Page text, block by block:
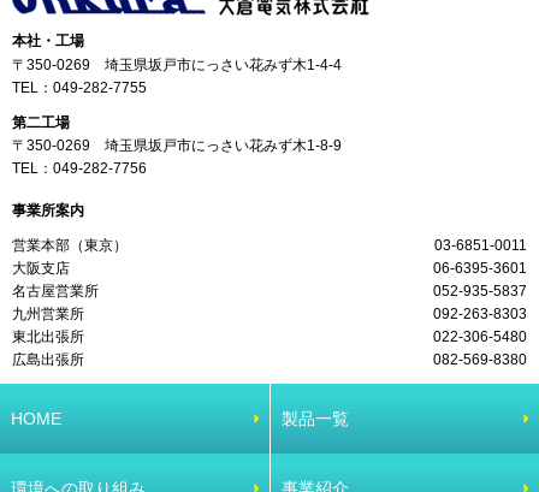
本社・工場
〒350-0269 埼玉県坂戸市にっさい花みず木1-4-4
TEL： 049-282-7755
第二工場
〒350-0269 埼玉県坂戸市にっさい花みず木1-8-9
TEL： 049-282-7756
事業所案内
営業本部（東京）
03-6851-0011
大阪支店
06-6395-3601
名古屋営業所
052-935-5837
九州営業所
092-263-8303
東北出張所
022-306-5480
広島出張所
082-569-8380
HOME 製品一覧
環境への取り組み 事業紹介